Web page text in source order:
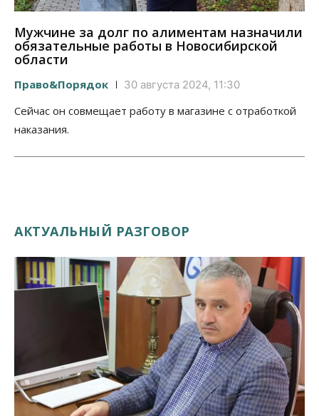
Мужчине за долг по алиментам назначили
обязательные работы в Новосибирской
области
Право&Порядок 30 августа 2024, 11:30
Сейчас он совмещает работу в магазине с отработкой
наказания.
АКТУАЛЬНЫЙ РАЗГОВОР